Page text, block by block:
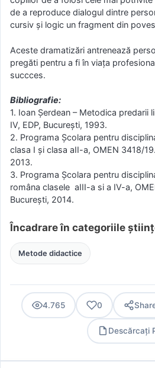
de a reproduce dialogul dintre
cursiv și logic un fragment din
Aceste dramatizări antrenează
pregăti pentru a fi în viaţa
succces.
Bibliografie:
1. Ioan Şerdean – Metodica predarii
IV, EDP, Bucureşti, 1993.
2. Programa Şcolara pentru
clasa I şi clasa aII-a, OMEN 3418/
2013.
3. Programa Şcolara pentru
româna clasele aIII-a si a IV-a,
Bucureşti, 2014.
Încadrare în categoriile
Metode didactice
4.765 0
Descărcați